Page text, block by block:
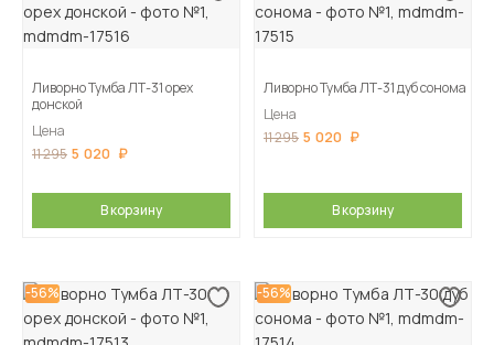
Ливорно Тумба ЛТ-31 орех
донской
Цена
11 295 5 020
В корзину
Ливорно Тумба ЛТ-31 дуб сонома
Цена
11 295 5 020
В корзину
-56% -56%